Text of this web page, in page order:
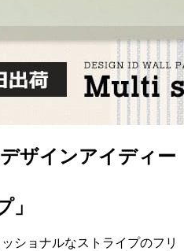
デザインアイディー
」
ショナルなストライプのフリ